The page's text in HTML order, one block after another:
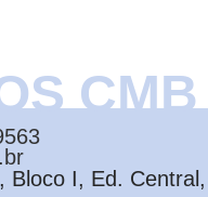
CMB
Bloco I, Ed.